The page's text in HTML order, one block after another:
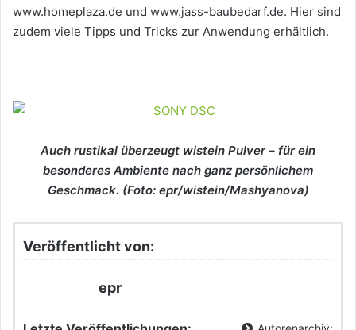
www.homeplaza.de und www.jass-baubedarf.de. Hier sind
zudem viele Tipps und Tricks zur Anwendung erhältlich.
Auch rustikal überzeugt wistein Pulver – für ein
besonderes Ambiente nach ganz persönlichem
Geschmack. (Foto: epr/wistein/Mashyanova)
Veröffentlicht von:
epr